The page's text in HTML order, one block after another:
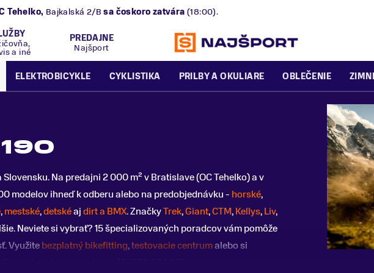
Tehelko, Bajkalská 2/B sa čoskoro zatvára (18:00).
a iné
PREDAJNE
Najšport
ELEKTROBICYKLE CYKLISTIKA PRILBY A OKULIARE OBLEČENIE
Na predajni 2 000 m² v Bratislave (OC Tehelko) a v
modelov ihneď k odberu alebo na predobjednávku - horské,
,mestské,detskéajdirt a BMX.ZnačkyTrek,Giant,CTM,Kellys,Liv,
Neviete si vybrať? 15 špecializovaných poradcov vám pomôže
Využitebezplatný bikefitting,testovacie centrumalebo si